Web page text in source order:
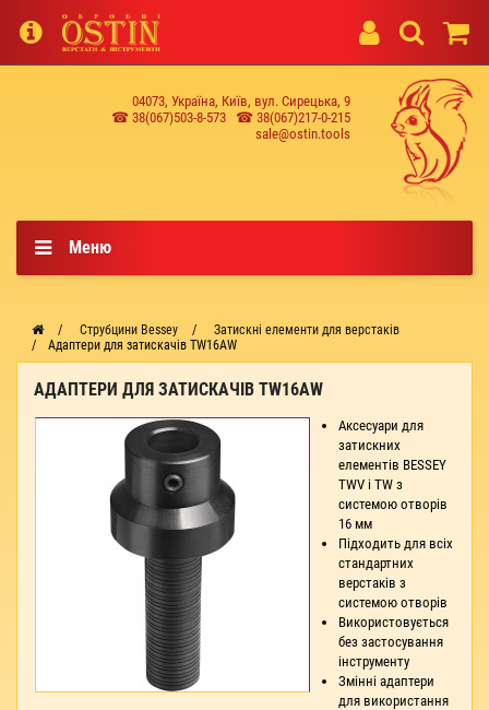
04073, Україна, Київ, вул. Сирецька, 9
☎ 38(067)503-8-573
☎ 38(067)217-0-215
sale@ostin.tools
Меню
Струбцини Bessey
Затискні елементи для верстаків
Адаптери для затискачів TW16AW
АДАПТЕРИ ДЛЯ ЗАТИСКАЧІВ TW16AW
Аксесуари для
затискних
елементів BESSEY
TWV і TW з
системою отворів
16 мм
Підходить для всіх
стандартних
верстаків з
системою отворів
Використовується
без застосування
інструменту
Змінні адаптери
для використання